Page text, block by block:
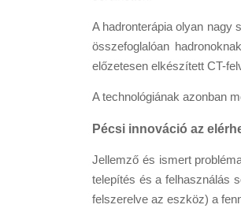
A hadronterápia olyan nagy
összefoglalóan
előzetesen elkészített CT-
A technológiának azonban
Pécsi innováció az
Jellemző és ismert
telepítés és a felhasználás
felszerelve az eszköz) a